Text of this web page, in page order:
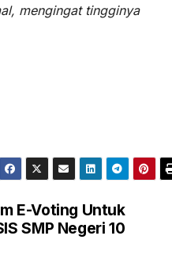
mengingat tingginya
E-Voting Untuk
SMP Negeri 10